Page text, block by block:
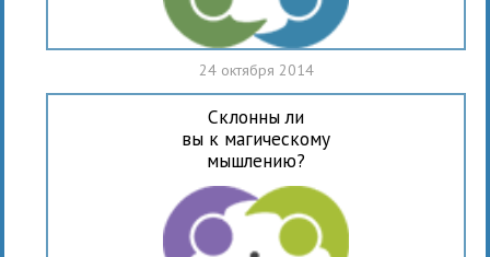
24 октября 2014
Склонны ли
вы к магическому
мышлению?